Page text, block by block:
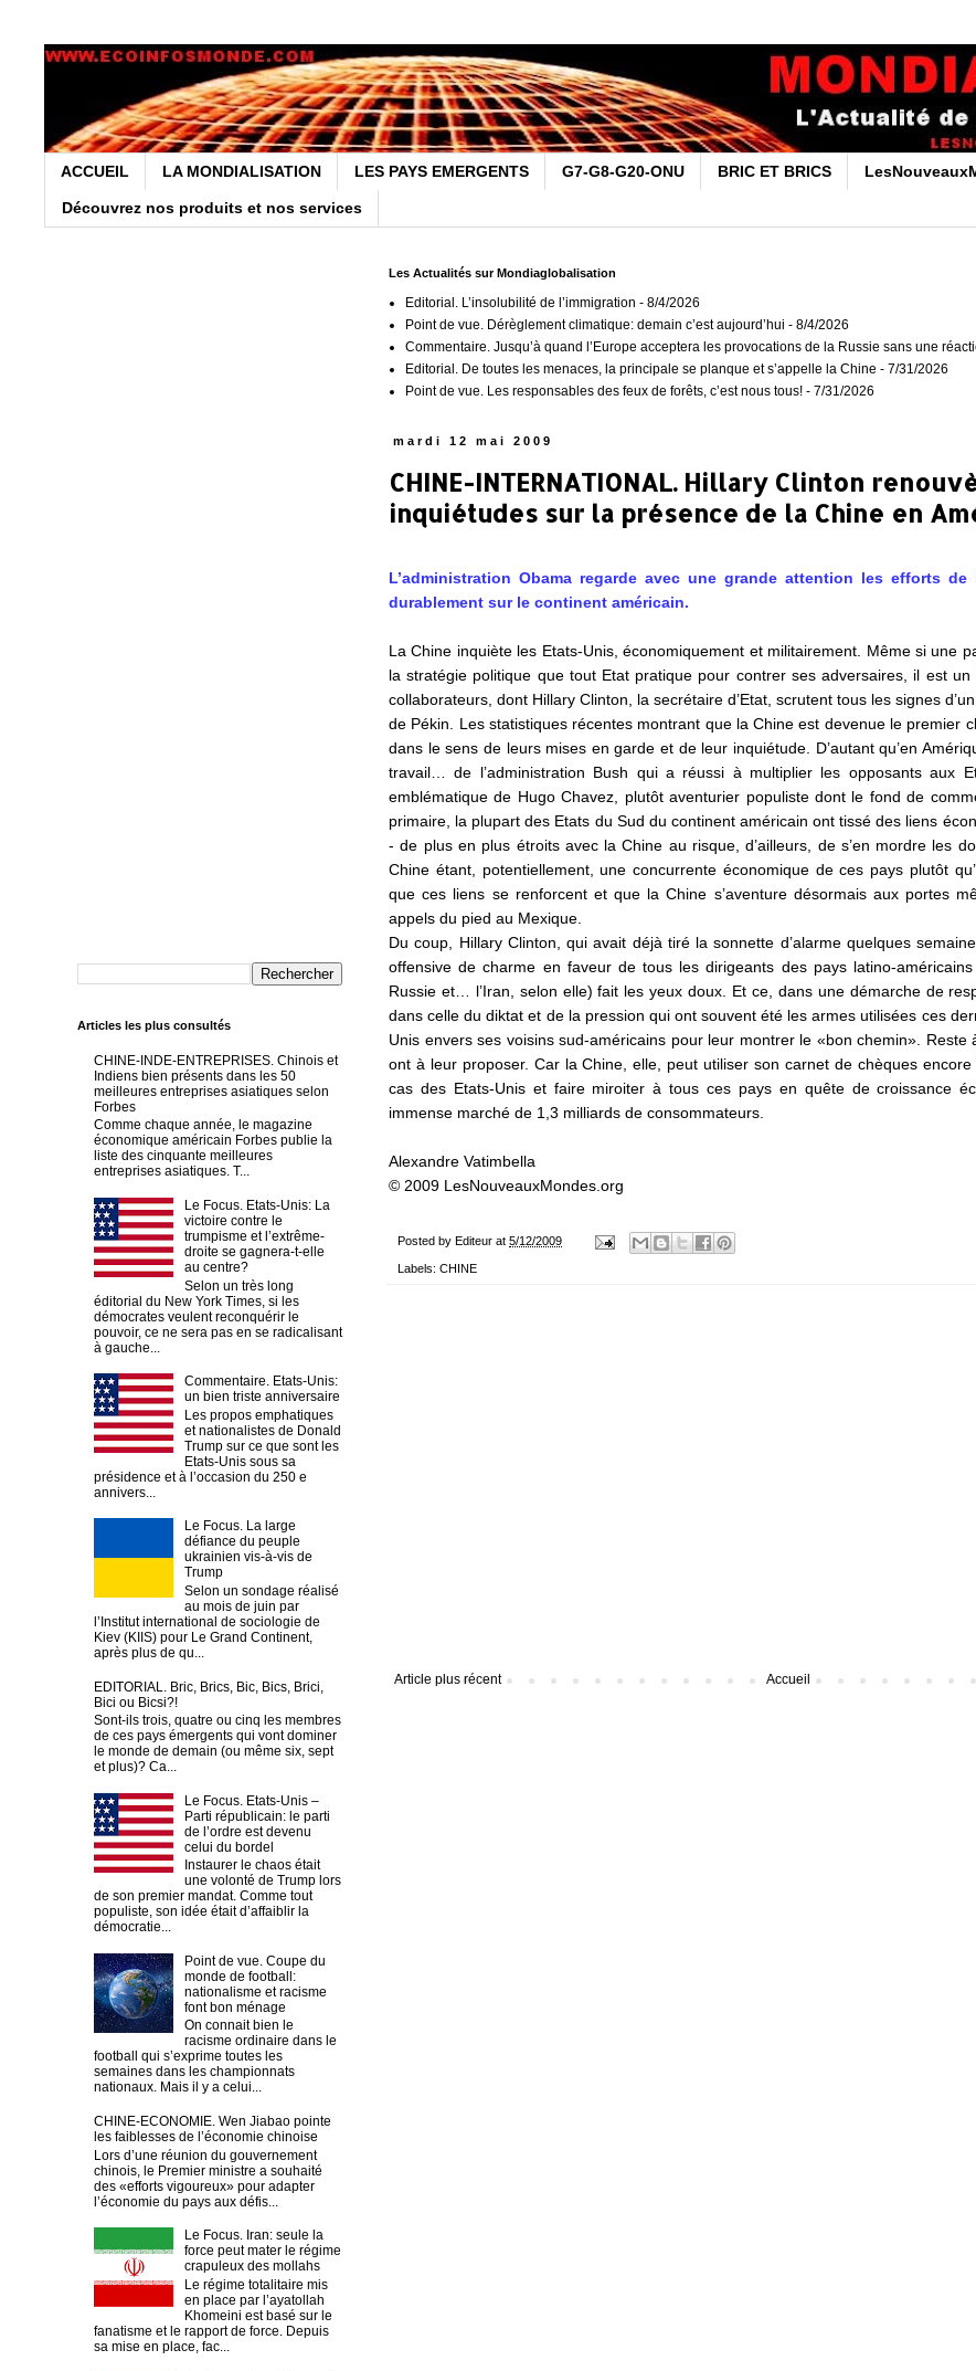
ACCUEIL LA MONDIALISATION LES PAYS EMERGENTS G7-G8-G20-ONU BRIC ET BRICS
Découvrez nos produits et nos services
Les Actualités sur Mondiaglobalisation
Editorial. L’insolubilité de l’immigration - 8/4/2026
Point de vue. Dérèglement climatique: demain c’est aujourd’hui - 8/4/2026
Commentaire. Jusqu’à quand l’Europe acceptera les provocations de la Russie sans une
Editorial. De toutes les menaces, la principale se planque et s’appelle la Chine - 7/31/2026
Point de vue. Les responsables des feux de forêts, c’est nous tous! - 7/31/2026
mardi 12 mai 2009
CHINE-INTERNATIONAL. Hillary Clinton
inquiétudes sur la présence de la Chine en
L’administration Obama regarde avec une grande attention les efforts
durablement sur le continent américain.
La Chine inquiète les Etats-Unis, économiquement et militairement. Même si une
la stratégie politique que tout Etat pratique pour contrer ses adversaires, il est
collaborateurs, dont Hillary Clinton, la secrétaire d’Etat, scrutent tous les signes
de Pékin. Les statistiques récentes montrant que la Chine est devenue le premier
dans le sens de leurs mises en garde et de leur inquiétude. D’autant qu’en
travail… de l’administration Bush qui a réussi à multiplier les opposants aux
emblématique de Hugo Chavez, plutôt aventurier populiste dont le fond de
primaire, la plupart des Etats du Sud du continent américain ont tissé des liens
- de plus en plus étroits avec la Chine au risque, d’ailleurs, de s’en mordre les
Chine étant, potentiellement, une concurrente économique de ces pays plutôt
que ces liens se renforcent et que la Chine s’aventure désormais aux portes
appels du pied au Mexique.
Du coup, Hillary Clinton, qui avait déjà tiré la sonnette d’alarme quelques
offensive de charme en faveur de tous les dirigeants des pays latino-
Russie et… l’Iran, selon elle) fait les yeux doux. Et ce, dans une démarche de
dans celle du diktat et de la pression qui ont souvent été les armes utilisées ces
Unis envers ses voisins sud-américains pour leur montrer le «bon chemin». Reste
ont à leur proposer. Car la Chine, elle, peut utiliser son carnet de chèques
cas des Etats-Unis et faire miroiter à tous ces pays en quête de croissance
immense marché de 1,3 milliards de consommateurs.
Alexandre Vatimbella
© 2009 LesNouveauxMondes.org
Posted by Editeur at 5/12/2009
Labels: CHINE
Article plus récent Accueil
Articles les plus consultés
CHINE-INDE-ENTREPRISES. Chinois et
Indiens bien présents dans les 50
meilleures entreprises asiatiques selon
Forbes
Comme chaque année, le magazine
économique américain Forbes publie la
liste des cinquante meilleures
entreprises asiatiques. T...
Le Focus. Etats-Unis: La
victoire contre le
trumpisme et l’extrême-
droite se gagnera-t-elle
au centre?
Selon un très long
éditorial du New York Times, si les
démocrates veulent reconquérir le
pouvoir, ce ne sera pas en se radicalisant
à gauche...
Commentaire. Etats-Unis:
un bien triste anniversaire
Les propos emphatiques
et nationalistes de Donald
Trump sur ce que sont les
Etats-Unis sous sa
présidence et à l’occasion du 250 e
annivers...
Le Focus. La large
défiance du peuple
ukrainien vis-à-vis de
Trump
Selon un sondage réalisé
au mois de juin par
l’Institut international de sociologie de
Kiev (KIIS) pour Le Grand Continent,
après plus de qu...
EDITORIAL. Bric, Brics, Bic, Bics, Brici,
Bici ou Bicsi?!
Sont-ils trois, quatre ou cinq les membres
de ces pays émergents qui vont dominer
le monde de demain (ou même six, sept
et plus)? Ca...
Le Focus. Etats-Unis –
Parti républicain: le parti
de l’ordre est devenu
celui du bordel
Instaurer le chaos était
une volonté de Trump lors
de son premier mandat. Comme tout
populiste, son idée était d’affaiblir la
démocratie...
Point de vue. Coupe du
monde de football:
nationalisme et racisme
font bon ménage
On connait bien le
racisme ordinaire dans le
football qui s’exprime toutes les
semaines dans les championnats
nationaux. Mais il y a celui...
CHINE-ECONOMIE. Wen Jiabao pointe
les faiblesses de l’économie chinoise
Lors d’une réunion du gouvernement
chinois, le Premier ministre a souhaité
des «efforts vigoureux» pour adapter
l’économie du pays aux défis...
Le Focus. Iran: seule la
force peut mater le régime
crapuleux des mollahs
Le régime totalitaire mis
en place par l’ayatollah
Khomeini est basé sur le
fanatisme et le rapport de force. Depuis
sa mise en place, fac...